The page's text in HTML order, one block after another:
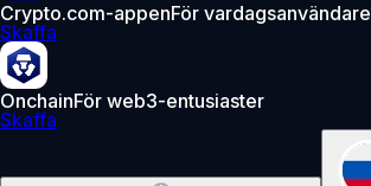
Crypto.com-appenFör vardagsanvändare
Skaffa
OnchainFör web3-entusiaster
Skaffa